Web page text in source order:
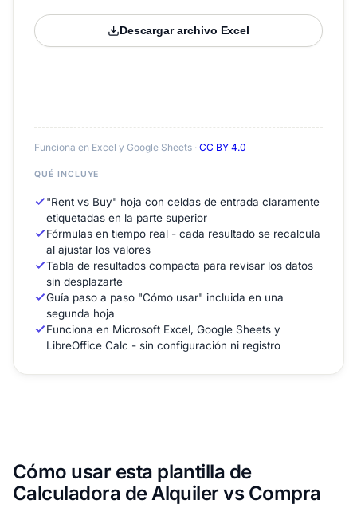
Descargar archivo Excel
Funciona en Excel y Google Sheets · CC BY 4.0
QUÉ INCLUYE
"Rent vs Buy" hoja con celdas de entrada claramente
etiquetadas en la parte superior
Fórmulas en tiempo real - cada resultado se recalcula
al ajustar los valores
Tabla de resultados compacta para revisar los datos
sin desplazarte
Guía paso a paso "Cómo usar" incluida en una
segunda hoja
Funciona en Microsoft Excel, Google Sheets y
LibreOffice Calc - sin configuración ni registro
Cómo usar esta plantilla de
Calculadora de Alquiler vs Compra